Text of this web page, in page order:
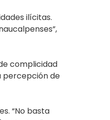
ilícitas.
complicidad
percepción de
“No basta